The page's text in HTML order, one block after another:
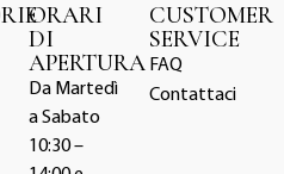
ORARI
DI
APERTURA
Da Martedì
a Sabato
10:30 –
CUSTOMER
SERVICE
FAQ
Contattaci